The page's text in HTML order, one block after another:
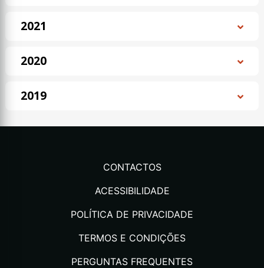
2021
2020
2019
CONTACTOS
ACESSIBILIDADE
POLÍTICA DE PRIVACIDADE
TERMOS E CONDIÇÕES
PERGUNTAS FREQUENTES